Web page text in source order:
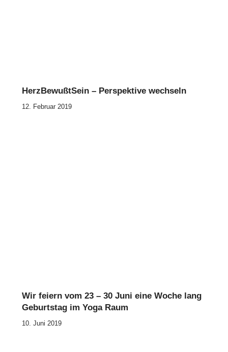
HerzBewußtSein – Perspektive wechseln
12. Februar 2019
Wir feiern vom 23 – 30 Juni eine Woche lang
Geburtstag im Yoga Raum
10. Juni 2019